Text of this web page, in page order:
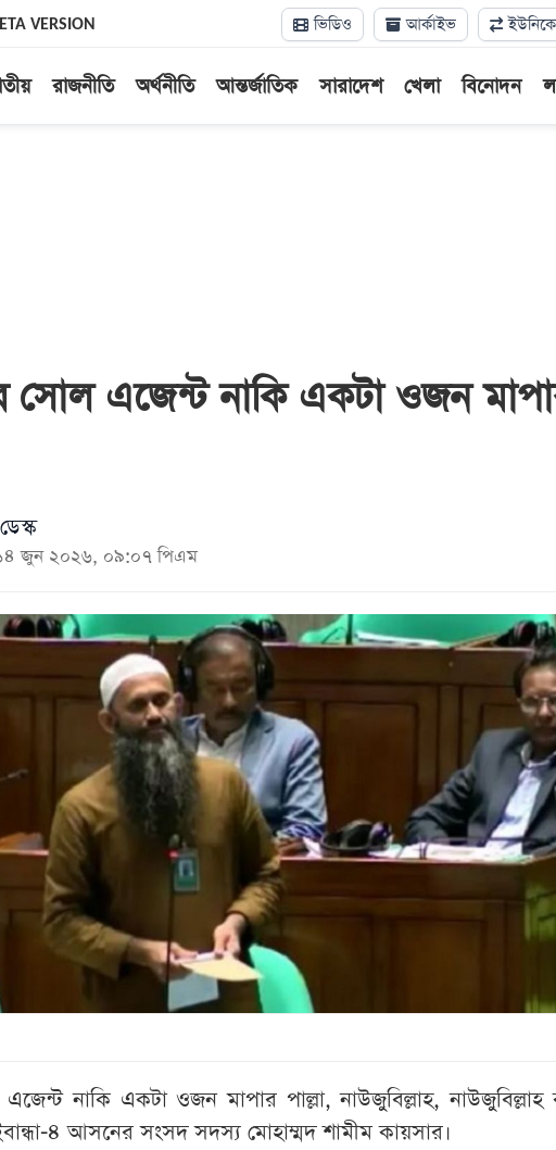
VERSION ভিডিও আর্কাইভ
রাজনীতি অর্থনীতি আন্তর্জাতিক সারাদেশ খেলা বিনোদন
সোল এজেন্ট নাকি একটা ওজন
জুন ২০২৬, ০৯:০৭ পিএম
নাকি একটা ওজন মাপার পাল্লা, নাউজুবিল্লাহ, নাউজুবিল্লাহ
৪ আসনের সংসদ সদস্য মোহাম্মদ শামীম কায়সার।